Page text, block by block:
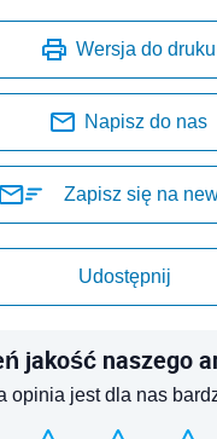
Wersja do druku
Napisz do nas
Zapisz się na
Udostępnij
jakość naszego
opinia jest dla nas